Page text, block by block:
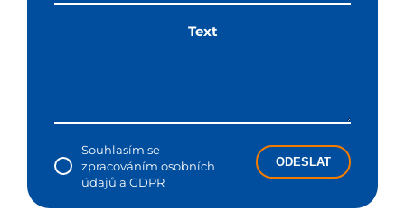
Souhlasím se
zpracováním osobních
údajů a GDPR
ODESLAT